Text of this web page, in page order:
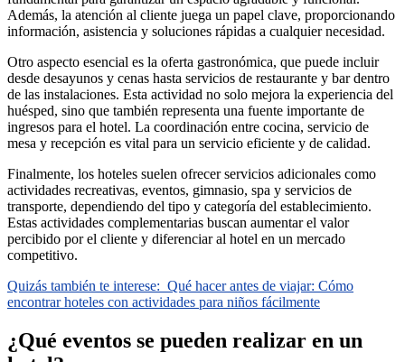
Además, la atención al cliente juega un papel clave, proporcionando
información, asistencia y soluciones rápidas a cualquier necesidad.
Otro aspecto esencial es la oferta gastronómica, que puede incluir
desde desayunos y cenas hasta servicios de restaurante y bar dentro
de las instalaciones. Esta actividad no solo mejora la experiencia del
huésped, sino que también representa una fuente importante de
ingresos para el hotel. La coordinación entre cocina, servicio de
mesa y recepción es vital para un servicio eficiente y de calidad.
Finalmente, los hoteles suelen ofrecer servicios adicionales como
actividades recreativas, eventos, gimnasio, spa y servicios de
transporte, dependiendo del tipo y categoría del establecimiento.
Estas actividades complementarias buscan aumentar el valor
percibido por el cliente y diferenciar al hotel en un mercado
competitivo.
Quizás también te interese: Qué hacer antes de viajar: Cómo
encontrar hoteles con actividades para niños fácilmente
¿Qué eventos se pueden realizar en un